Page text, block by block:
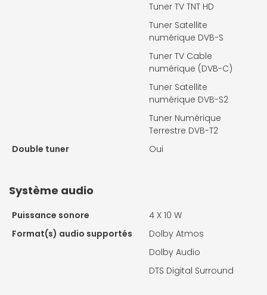
Tuner TV TNT HD
Tuner Satellite
numérique DVB-S
Tuner TV Cable
numérique (DVB-C)
Tuner Satellite
numérique DVB-S2
Tuner Numérique
Terrestre DVB-T2
Double tuner
Oui
Système audio
Puissance sonore 4 X 10 W
Format(s) audio supportés
Dolby Atmos
Dolby Audio
DTS Digital Surround